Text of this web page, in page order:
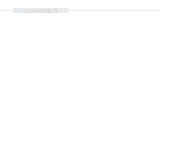
ΔΙΑΦΗΜΙΣΗ